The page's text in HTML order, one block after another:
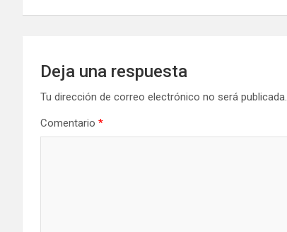
entradas
Deja una respuesta
Tu dirección de correo electrónico no será publicada.
Comentario *